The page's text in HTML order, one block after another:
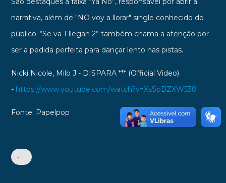
narrativa, além de “NO voy a llorar" single conhecido do
público. “Se va 1 llegan 2” também chama a atenção por
ser a pedida perfeita para dançar lento nas pistas.
Nicki Nicole, Milo J - DISPARA *** (Official Video)
- https://www.youtube.com/watch?v=XsSpBZXW538
Fonte: Papelpop
•